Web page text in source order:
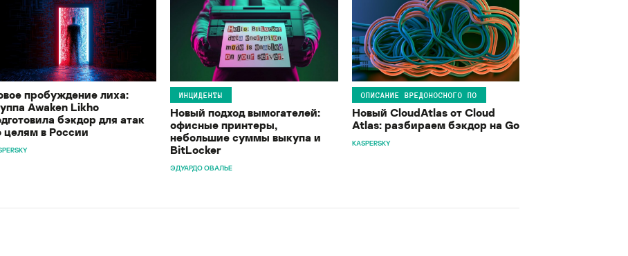
пробуждение лиха:
Awaken Likho
бэкдор для атак
целям в России
ИНЦИДЕНТЫ
Новый подход вымогателей:
офисные принтеры,
небольшие суммы выкупа и
BitLocker
ЭДУАРДО ОВАЛЬЕ
ОПИСАНИЕ ВРЕДОНОСНОГО ПО
Новый CloudAtlas от Cloud
Atlas: разбираем бэкдор на Go
KASPERSKY